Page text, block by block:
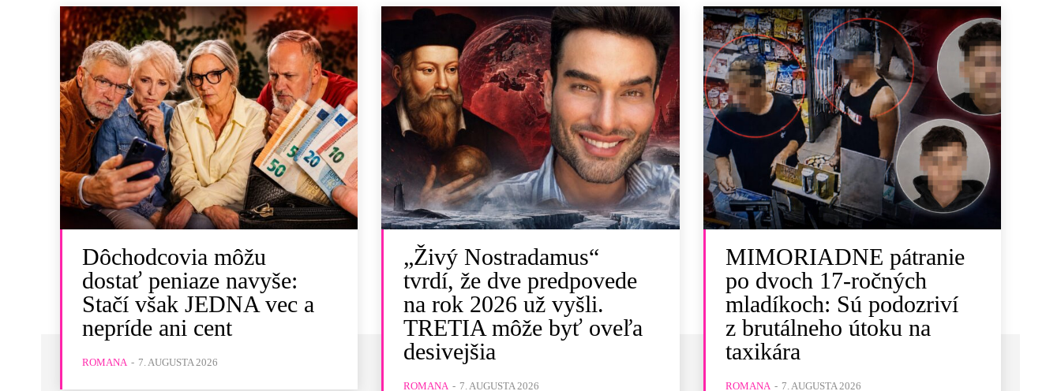
Dôchodcovia môžu
dostať peniaze navyše:
Stačí však JEDNA vec a
nepríde ani cent
ROMANA - 7. AUGUSTA 2026
„Živý Nostradamus“
tvrdí, že dve predpovede
na rok 2026 už vyšli.
TRETIA môže byť oveľa
desivejšia
ROMANA - 7. AUGUSTA 2026
MIMORIADNE pátranie
po dvoch 17-ročných
mladíkoch: Sú podozriví
z brutálneho útoku na
taxikára
ROMANA - 7. AUGUSTA 2026